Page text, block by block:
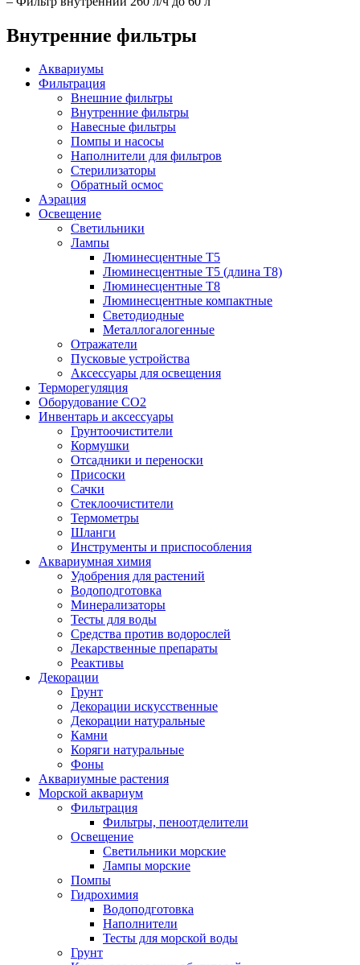
Внутренние фильтры
Аквариумы
Фильтрация
Внешние фильтры
Внутренние фильтры
Навесные фильтры
Помпы и насосы
Наполнители для фильтров
Стерилизаторы
Обратный осмос
Аэрация
Освещение
Светильники
Лампы
Люминесцентные T5
Люминесцентные T5 (длина T8)
Люминесцентные T8
Люминесцентные компактные
Светодиодные
Металлогалогенные
Отражатели
Пусковые устройства
Аксессуары для освещения
Терморегуляция
Оборудование CO2
Инвентарь и аксессуары
Грунтоочистители
Кормушки
Отсадники и переноски
Присоски
Сачки
Стеклоочистители
Термометры
Шланги
Инструменты и приспособления
Аквариумная химия
Удобрения для растений
Водоподготовка
Минерализаторы
Тесты для воды
Средства против водорослей
Лекарственные препараты
Реактивы
Декорации
Грунт
Декорации искусственные
Декорации натуральные
Камни
Коряги натуральные
Фоны
Аквариумные растения
Морской аквариум
Фильтрация
Фильтры, пеноотделители
Освещение
Светильники морские
Лампы морские
Помпы
Гидрохимия
Водоподготовка
Наполнители
Тесты для морской воды
Грунт